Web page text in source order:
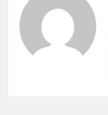
o
k
o